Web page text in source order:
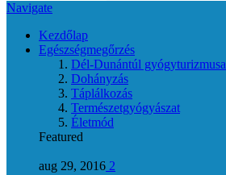
Navigate
Kezdőlap
Egészségmegőrzés
Dél-Dunántúl gyógyturizmusa
Dohányzás
Táplálkozás
Természetgyógyászat
Életmód
Featured
aug 29, 2016 2